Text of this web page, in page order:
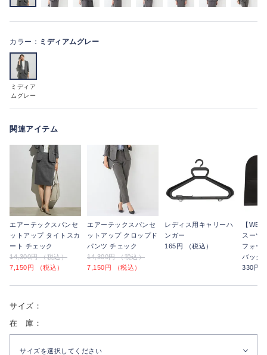
カラー： ミディアムグレー
ミディア
ムグレー
関連アイテム
エアーテックスパンセ
ットアップ タイトスカ
ート チェック
14,300円 （税込）
7,150円 （税込）
エアーテックスパンセ
ットアップ クロップド
パンツ チェック
14,300円 （税込）
7,150円 （税込）
レディス用キャリーハ
ンガー
165円 （税込）
【
スーツ
フォー
バッグ
330円
サイズ：
在 庫：
サイズを選択してください